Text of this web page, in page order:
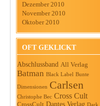
Dezember 2010
November 2010
Oktober 2010
OFT GEKLICKT
Abschlussband All Verlag
Batman Black Label Bunte
Dimensionen Carlsen
Christophe Bec Cross Cult
CrossCult Dantes Verlag Dark